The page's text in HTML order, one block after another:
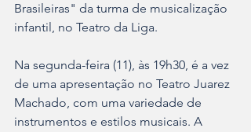
Brasileiras" da turma de musicalização
infantil, no Teatro da Liga.
Na segunda-feira (11), às 19h30, é a vez
de uma apresentação no Teatro Juarez
Machado, com uma variedade de
instrumentos e estilos musicais. A